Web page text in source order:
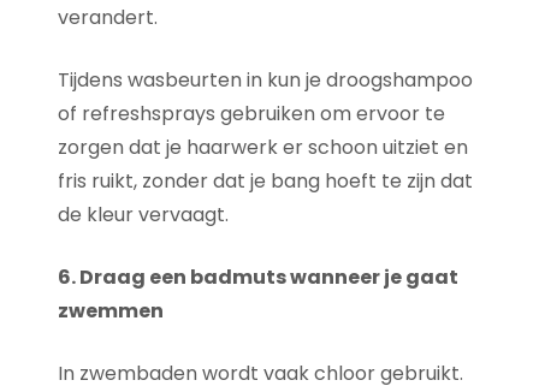
verandert.
Tijdens wasbeurten in kun je droogshampoo
of refreshsprays gebruiken om ervoor te
zorgen dat je haarwerk er schoon uitziet en
fris ruikt, zonder dat je bang hoeft te zijn dat
de kleur vervaagt.
6. Draag een badmuts wanneer je gaat
zwemmen
In zwembaden wordt vaak chloor gebruikt.